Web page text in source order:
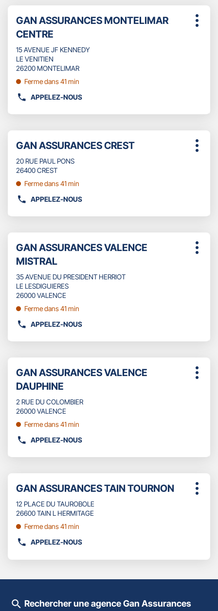
DE
TÉLÉPHONE
DU
POINT
DE
VENTE
GAN
ASSURANCES
ROMANS
sur
touche
ENTRÉE
pour
obtenir
plus
amples
informations
Point
de
vente
:
GAN ASSURANCES MONTELIMAR
CENTRE
15 AVENUE JF KENNEDY
LE VENITIEN
26200 MONTELIMAR
Ferme dans 41 min
APPELEZ-NOUS
AFFICHER
DE
TÉLÉPHONE
DU
POINT
DE
VENTE
GAN
ASSURANCES
CENTRE
Plus
sur
touche
ENTRÉE
pour
Point
vente
:
GAN ASSURANCES CREST
20 RUE PAUL PONS
26400 CREST
Ferme dans 41 min
APPELEZ-NOUS
AFFICHER
DE
TÉLÉPHONE
DU
POINT
DE
VENTE
GAN
ASSURANCES
CREST
Plus
sur
touche
ENTRÉE
pour
obtenir
plus
amples
informations
Point
de
vente
:
GAN ASSURANCES VALENCE
MISTRAL
35 AVENUE DU PRESIDENT HERRIOT
LE LESDIGUIERES
26000 VALENCE
Ferme dans 41 min
APPELEZ-NOUS
AFFICHER
DE
TÉLÉPHONE
DU
POINT
DE
VENTE
GAN
ASSURANCES
VALENCE
MISTRAL
Plus
sur
touche
ENTRÉE
pour
plus
amples
informations
Point
de
vente
:
GAN ASSURANCES VALENCE
DAUPHINE
2 RUE DU COLOMBIER
26000 VALENCE
Ferme dans 41 min
APPELEZ-NOUS
AFFICHER
DE
TÉLÉPHONE
DU
POINT
DE
VENTE
GAN
ASSURANCES
DAUPHINE
Plus
sur
touche
ENTRÉE
pour
amples
Point
vente
:
GAN ASSURANCES TAIN TOURNON
12 PLACE DU TAUROBOLE
26600 TAIN L HERMITAGE
Ferme dans 41 min
APPELEZ-NOUS
AFFICHER
POINT
Plus
Rechercher une agence Gan Assurances